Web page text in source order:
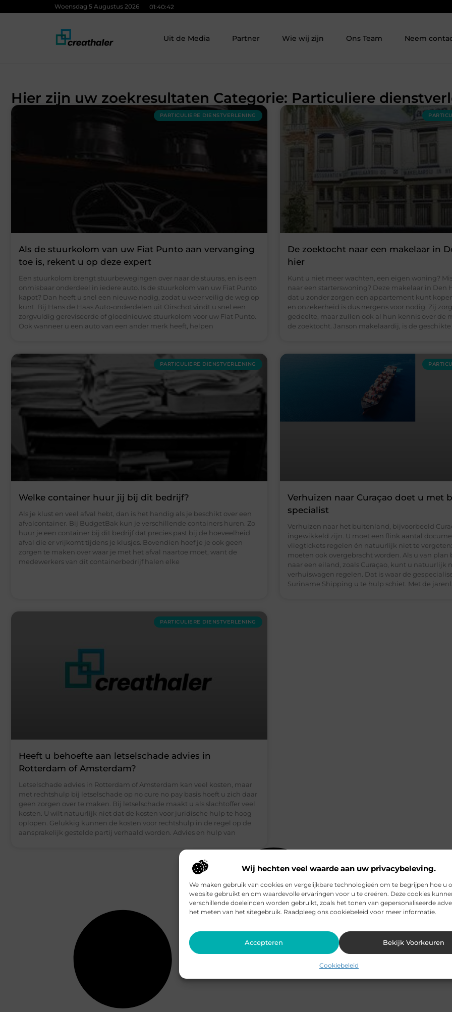
Wij hechten veel waarde aan uw privacybeleving.
We maken gebruik van cookies en vergelijkbare technologieën om te begrijpen hoe u
website gebruikt en om waardevolle ervaringen voor u te creëren. Deze cookies
verschillende doeleinden worden gebruikt, zoals het tonen van gepersonaliseerde
het meten van het sitegebruik. Raadpleeg ons cookiebeleid voor meer informatie.
Accepteren Bekijk Voorkeuren
Cookiebeleid
Woensdag 5 Augustus 2026 01:40:43
Uit de Media Partner Wie wij zijn Ons Team Neem
Hier zijn uw zoekresultaten Categorie: Particuliere
PARTICULIERE DIENSTVERLENING
Als de stuurkolom van uw Fiat Punto aan vervanging
toe is, rekent u op deze expert
Een stuurkolom brengt stuurbewegingen over naar de stuuras, en is een
onmisbaar onderdeel in iedere auto. Is de stuurkolom van uw Fiat Punto
kapot? Dan heeft u snel een nieuwe nodig, zodat u weer veilig de weg op
kunt. Bij Hans de Haas Auto-onderdelen uit Oirschot vindt u snel een
zorgvuldig gereviseerde of gloednieuwe stuurkolom voor uw Fiat Punto.
Ook wanneer u een auto van een ander merk heeft, helpen
De zoektocht naar een makelaar in
hier
Kunt u niet meer wachten, een eigen woning?
naar een starterswoning? Deze makelaar in Den
dat u zonder zorgen een appartement kunt
en onzekerheid is dus nergens voor nodig. Zij
gedeelte, maar zullen ook al hun kennis over de
de zoektocht. Janson makelaardij, is de
PARTICULIERE DIENSTVERLENING
Welke container huur jij bij dit bedrijf?
Als je klust en veel afval hebt, dan is het handig als je beschikt over een
afvalcontainer. Bij BudgetBak kun je verschillende containers huren. Zo
huur je een container bij dit bedrijf dat precies past bij de hoeveelheid
afval die er vrijkomt tijdens je klusjes. Bovendien hoef je je ook geen
zorgen te maken over waar je met het afval naartoe moet, want de
medewerkers van dit containerbedrijf halen elke
Verhuizen naar Curaçao doet u met
specialist
Verhuizen naar het buitenland, bijvoorbeeld
ingewikkeld zijn. U moet een flink aantal
vliegtickets regelen én natuurlijk niet te
moeten ook overgebracht worden. Als u van
naar een eiland, zoals Curaçao, kunt u natuurlijk
verhuiswagen regelen. Dat is waar de
Suriname Shipping u te hulp schiet. Met de
PARTICULIERE DIENSTVERLENING
Heeft u behoefte aan letselschade advies in
Rotterdam of Amsterdam?
Letselschade advies in Rotterdam of Amsterdam kan veel kosten, maar
met rechtshulp bij letselschade op no cure no pay basis hoeft u zich daar
geen zorgen over te maken. Bij letselschade maakt u als slachtoffer veel
kosten. U wilt natuurlijk niet dat de kosten voor juridische hulp te hoog
oplopen. Gelukkig kunnen de kosten voor rechtshulp in de regel op de
aansprakelijk gestelde partij verhaald worden. Advies en hulp van